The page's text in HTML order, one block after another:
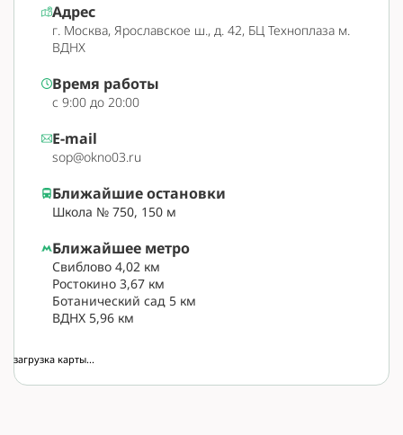
Адрес
г. Москва, Ярославское ш., д. 42, БЦ Техноплаза м.
ВДНХ
Время работы
с 9:00 до 20:00
E-mail
sop@okno03.ru
Ближайшее метро
Свиблово 4,02 км
Ростокино 3,67 км
Ботанический сад 5 км
ВДНХ 5,96 км
Ближайшие остановки
Школа № 750, 150 м
загрузка карты...